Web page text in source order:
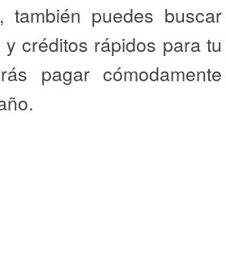
también puedes buscar
y créditos rápidos para tu
pagar cómodamente